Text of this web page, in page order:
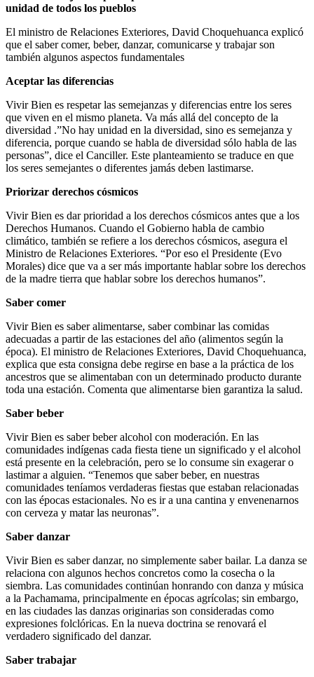
unidad de todos los pueblos
El ministro de Relaciones Exteriores, David Choquehuanca explicó
que el saber comer, beber, danzar, comunicarse y trabajar son
también algunos aspectos fundamentales
Aceptar las diferencias
Vivir Bien es respetar las semejanzas y diferencias entre los seres
que viven en el mismo planeta. Va más allá del concepto de la
diversidad .”No hay unidad en la diversidad, sino es semejanza y
diferencia, porque cuando se habla de diversidad sólo habla de las
personas”, dice el Canciller. Este planteamiento se traduce en que
los seres semejantes o diferentes jamás deben lastimarse.
Priorizar derechos cósmicos
Vivir Bien es dar prioridad a los derechos cósmicos antes que a los
Derechos Humanos. Cuando el Gobierno habla de cambio
climático, también se refiere a los derechos cósmicos, asegura el
Ministro de Relaciones Exteriores. “Por eso el Presidente (Evo
Morales) dice que va a ser más importante hablar sobre los derechos
de la madre tierra que hablar sobre los derechos humanos”.
Saber comer
Vivir Bien es saber alimentarse, saber combinar las comidas
adecuadas a partir de las estaciones del año (alimentos según la
época). El ministro de Relaciones Exteriores, David Choquehuanca,
explica que esta consigna debe regirse en base a la práctica de los
ancestros que se alimentaban con un determinado producto durante
toda una estación. Comenta que alimentarse bien garantiza la salud.
Saber beber
Vivir Bien es saber beber alcohol con moderación. En las
comunidades indígenas cada fiesta tiene un significado y el alcohol
está presente en la celebración, pero se lo consume sin exagerar o
lastimar a alguien. “Tenemos que saber beber, en nuestras
comunidades teníamos verdaderas fiestas que estaban relacionadas
con las épocas estacionales. No es ir a una cantina y envenenarnos
con cerveza y matar las neuronas”.
Saber danzar
Vivir Bien es saber danzar, no simplemente saber bailar. La danza se
relaciona con algunos hechos concretos como la cosecha o la
siembra. Las comunidades continúan honrando con danza y música
a la Pachamama, principalmente en épocas agrícolas; sin embargo,
en las ciudades las danzas originarias son consideradas como
expresiones folclóricas. En la nueva doctrina se renovará el
verdadero significado del danzar.
Saber trabajar